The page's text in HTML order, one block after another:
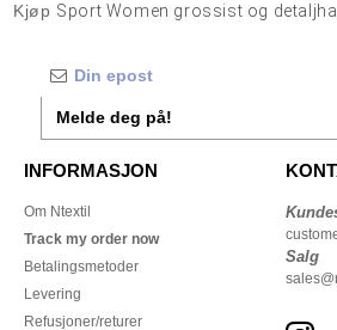
Kjøp Sport Women grossist og
Melde deg på!
INFORMASJON
Om Ntextil
Track my order now
Betalingsmetoder
Levering
Refusjoner/returer
Salg